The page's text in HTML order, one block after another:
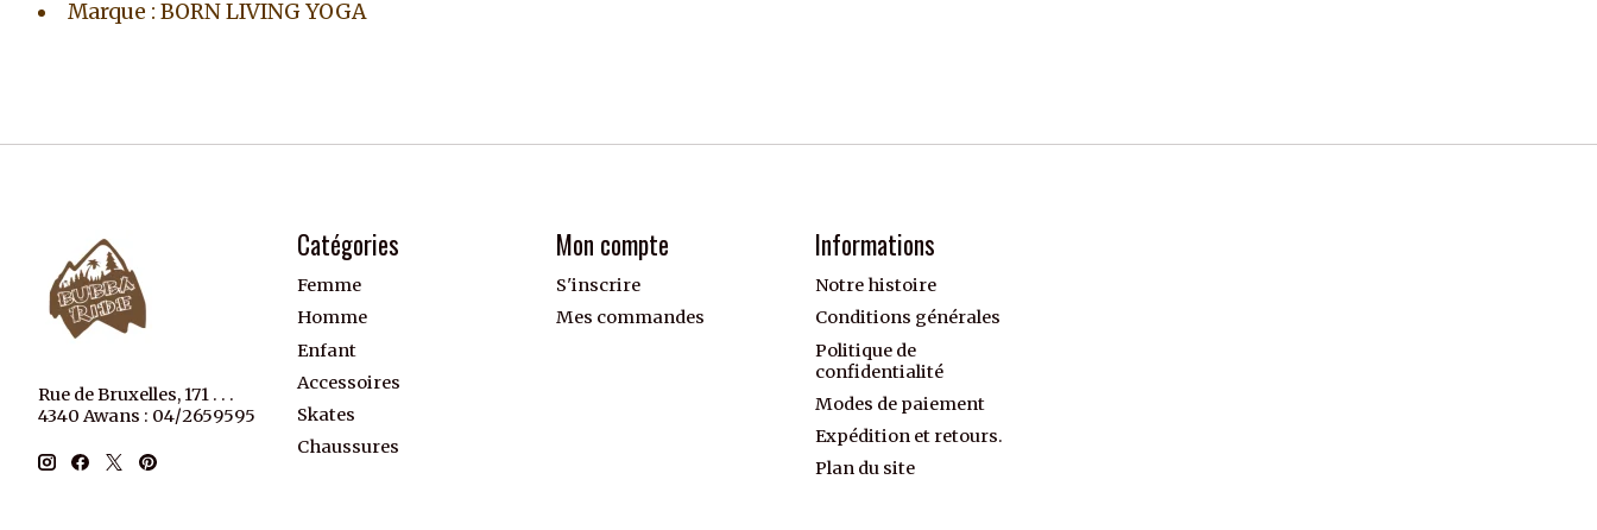
Marque : BORN LIVING YOGA
Rue de Bruxelles, 171 . . .
4340 Awans : 04/2659595
Catégories
Femme
Homme
Enfant
Accessoires
Skates
Chaussures
Mon compte
S'inscrire
Mes commandes
Informations
Notre histoire
Conditions générales
Politique de
confidentialité
Modes de paiement
Expédition et retours.
Plan du site